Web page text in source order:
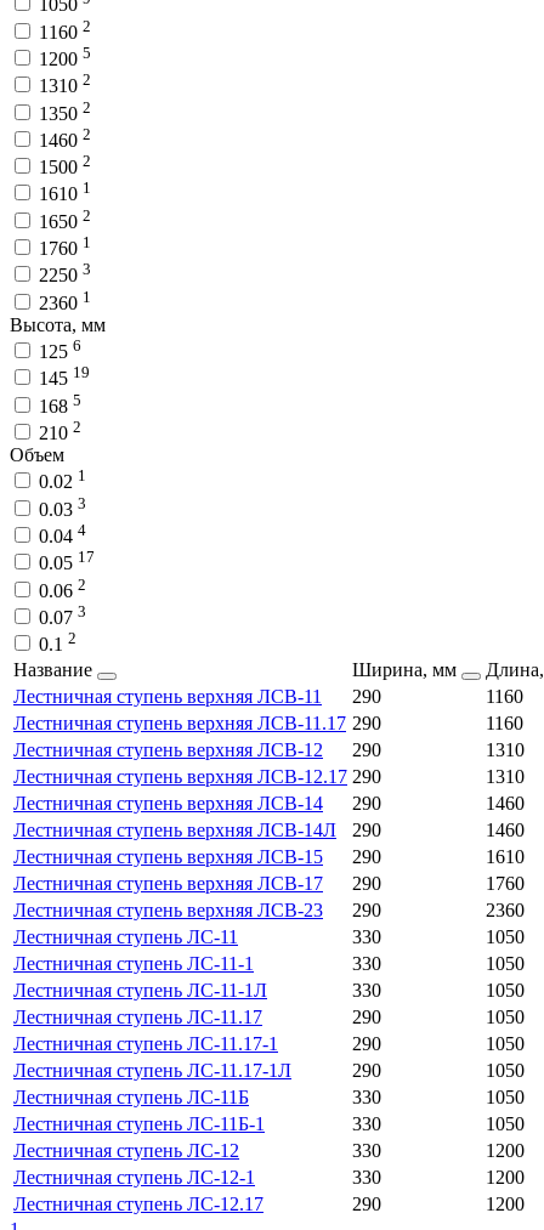
1050
1160 2
1200 5
1310 2
1350 2
1460 2
1500 2
1610 1
1650 2
1760 1
2250 3
2360 1
Высота, мм
125 6
145 19
168 5
210 2
Объем
0.02 1
0.03 3
0.04 4
0.05 17
0.06 2
0.07 3
0.1 2
Название Ширина, мм
Лестничная ступень верхняя ЛСВ-11
290 1160
Лестничная ступень верхняя ЛСВ-11.17 290 1160
Лестничная ступень верхняя ЛСВ-12
290 1310
Лестничная ступень верхняя ЛСВ-12.17 290 1310
Лестничная ступень верхняя ЛСВ-14
290 1460
Лестничная ступень верхняя ЛСВ-14Л
290 1460
Лестничная ступень верхняя ЛСВ-15
290 1610
Лестничная ступень верхняя ЛСВ-17
290 1760
Лестничная ступень верхняя ЛСВ-23
290 2360
Лестничная ступень ЛС-11
330 1050
Лестничная ступень ЛС-11-1
330 1050
Лестничная ступень ЛС-11-1Л
330 1050
Лестничная ступень ЛС-11.17
290 1050
Лестничная ступень ЛС-11.17-1
290 1050
Лестничная ступень ЛС-11.17-1Л
290 1050
Лестничная ступень ЛС-11Б
330 1050
Лестничная ступень ЛС-11Б-1
330 1050
Лестничная ступень ЛС-12
330 1200
Лестничная ступень ЛС-12-1
330 1200
Лестничная ступень ЛС-12.17
290 1200